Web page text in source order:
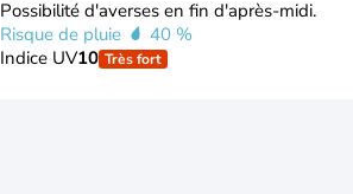
Possibilité d'averses en fin d'après-midi.
Risque de pluie
40 %
Indice UV10 Très fort